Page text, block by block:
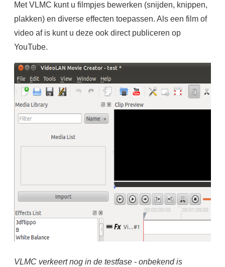
Met VLMC kunt u filmpjes bewerken (snijden, knippen,
plakken) en diverse effecten toepassen. Als een film of
video af is kunt u deze ook direct publiceren op
YouTube.
VLMC verkeert nog in de testfase - onbekend is